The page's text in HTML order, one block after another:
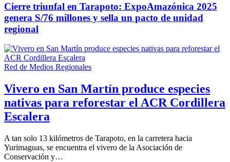
Cierre triunfal en Tarapoto: ExpoAmazónica 2025
genera S/76 millones y sella un pacto de unidad
regional
Red de Medios Regionales
Vivero en San Martín produce especies
nativas para reforestar el ACR Cordillera
Escalera
A tan solo 13 kilómetros de Tarapoto, en la carretera hacia
Yurimaguas, se encuentra el vivero de la Asociación de
Conservación y…